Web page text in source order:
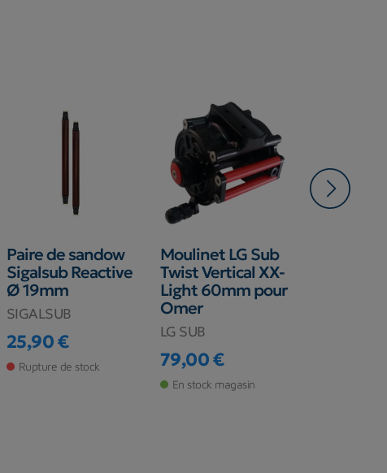
Paire de sandow
Sigalsub Reactive
Ø 19mm
SIGALSUB
Prix
25,90 €
Rupture de stock
Moulinet LG Sub
Twist Vertical XX-
Light 60mm pour
Omer
LG SUB
Prix
79,00 €
En stock magasin
Promo !